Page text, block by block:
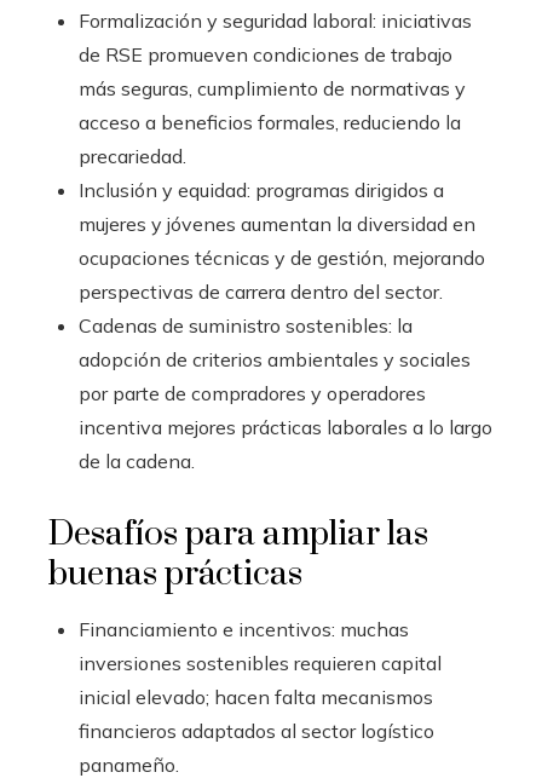
Formalización y seguridad laboral: iniciativas
de RSE promueven condiciones de trabajo
más seguras, cumplimiento de normativas y
acceso a beneficios formales, reduciendo la
precariedad.
Inclusión y equidad: programas dirigidos a
mujeres y jóvenes aumentan la diversidad en
ocupaciones técnicas y de gestión, mejorando
perspectivas de carrera dentro del sector.
Cadenas de suministro sostenibles: la
adopción de criterios ambientales y sociales
por parte de compradores y operadores
incentiva mejores prácticas laborales a lo largo
de la cadena.
Desafíos para ampliar las
buenas prácticas
Financiamiento e incentivos: muchas
inversiones sostenibles requieren capital
inicial elevado; hacen falta mecanismos
financieros adaptados al sector logístico
panameño.